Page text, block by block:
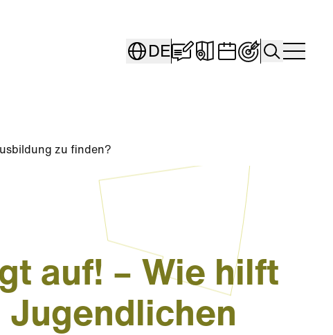
DE Blog "Seestadt
Interaktive Karte
Search
zu finden?
auf! – Wie hilft